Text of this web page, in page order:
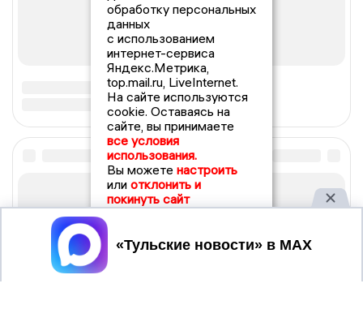
обработку персональных
данных
с использованием
интернет-сервиса
Яндекс.Метрика,
top.mail.ru, LiveInternet.
На сайте используются
cookie. Оставаясь на
сайте, вы принимаете
все условия
использования.
Вы можете настроить
или отклонить и
покинуть сайт
Принять